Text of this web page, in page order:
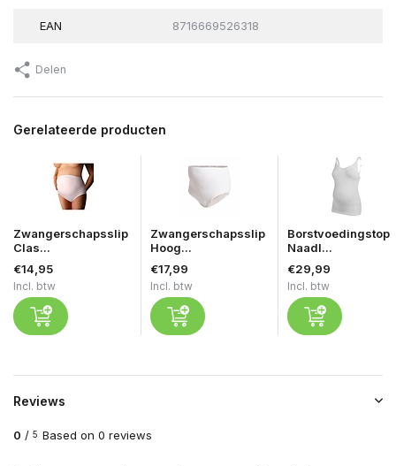
EAN 8716669526318
Delen
Gerelateerde producten
Zwangerschapsslip
Clas...
€14,95
Incl. btw
Zwangerschapsslip
Hoog...
€17,99
Incl. btw
Borstvoedingstop
Naadl...
€29,99
Incl. btw
Reviews
0 / 5 Based on 0 reviews